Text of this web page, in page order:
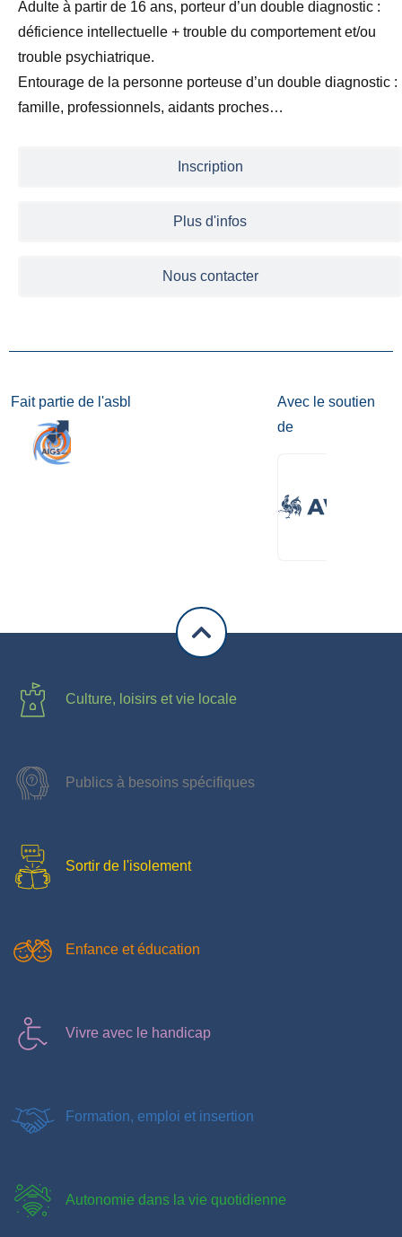
Inscription
Plus d'infos
Nous contacter
Adulte à partir de 16 ans, porteur d’un double diagnostic :
déficience intellectuelle + trouble du comportement et/ou
trouble psychiatrique.
Entourage de la personne porteuse d’un double diagnostic :
famille, professionnels, aidants proches…
Fait partie de l'asbl
Avec le soutien
de
Culture, loisirs et vie locale
Publics à besoins spécifiques
Sortir de l'isolement
Enfance et éducation
Vivre avec le handicap
Formation, emploi et insertion
Autonomie dans la vie quotidienne